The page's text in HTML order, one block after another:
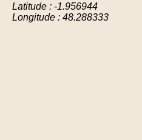
Latitude : -1.956944
Longitude : 48.288333